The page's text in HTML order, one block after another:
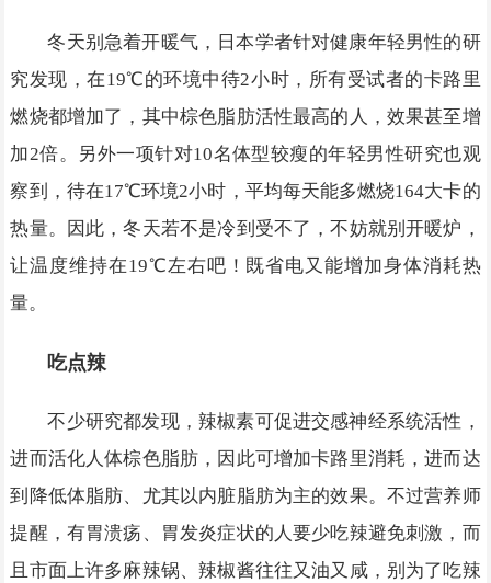
冬天别急着开暖气，日本学者针对健康年轻男性的研
究发现，在19℃的环境中待2小时，所有受试者的卡路里
燃烧都增加了，其中棕色脂肪活性最高的人，效果甚至增
加2倍。另外一项针对10名体型较瘦的年轻男性研究也观
察到，待在17℃环境2小时，平均每天能多燃烧164大卡的
热量。因此，冬天若不是冷到受不了，不妨就别开暖炉，
让温度维持在19℃左右吧！既省电又能增加身体消耗热
量。
吃点辣
不少研究都发现，辣椒素可促进交感神经系统活性，
进而活化人体棕色脂肪，因此可增加卡路里消耗，进而达
到降低体脂肪、尤其以内脏脂肪为主的效果。不过营养师
提醒，有胃溃疡、胃发炎症状的人要少吃辣避免刺激，而
且市面上许多麻辣锅、辣椒酱往往又油又咸，别为了吃辣